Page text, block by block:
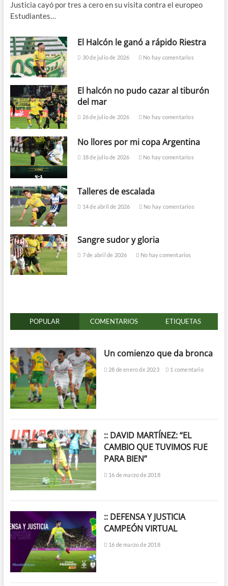
Justicia cayó por tres a cero en su visita contra el europeo
Estudiantes…
El Halcón le ganó a rápido Riestra
30 de julio de 2026 No hay comentarios
El halcón no pudo cazar al tiburón
del mar
26 de julio de 2026 No hay comentarios
No llores por mi copa Argentina
18 de julio de 2026 No hay comentarios
Talleres de escalada
14 de abril de 2026 No hay comentarios
Sangre sudor y gloria
7 de abril de 2026 No hay comentarios
POPULAR COMENTARIOS ETIQUETAS
Un comienzo que da bronca
28 de enero de 2023 1 comentario
:: DAVID MARTÍNEZ: “EL
CAMBIO QUE TUVIMOS FUE
PARA BIEN”
16 de marzo de 2018
:: DEFENSA Y JUSTICIA
CAMPEÓN VIRTUAL
16 de marzo de 2018